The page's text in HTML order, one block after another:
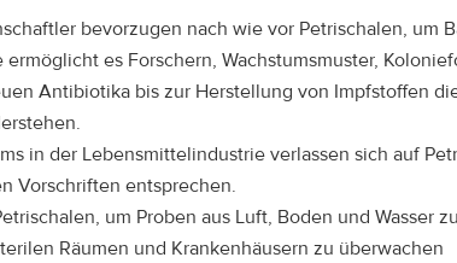
bevorzugen nach wie vor Petrischalen,
es Forschern, Wachstumsmuster,
Antibiotika bis zur Herstellung von Impfstoffen
in der Lebensmittelindustrie verlassen sich auf
Vorschriften entsprechen.
um Proben aus Luft, Boden und Wasser
Räumen und Krankenhäusern zu überwachen